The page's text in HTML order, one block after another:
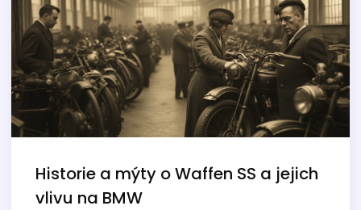
Historie a mýty o Waffen SS a jejich
vlivu na BMW